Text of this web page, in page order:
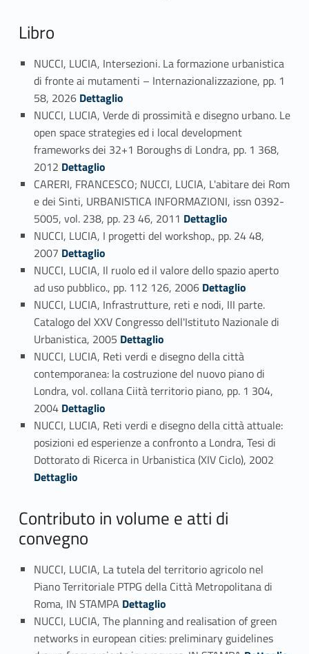
Libro
NUCCI, LUCIA, Intersezioni. La formazione urbanistica
di fronte ai mutamenti – Internazionalizzazione, pp. 1
58, 2026 Link identifier #identifier_person_131656-42
Dettaglio
NUCCI, LUCIA, Verde di prossimità e disegno urbano. Le
open space strategies ed i local development
frameworks dei 32+1 Boroughs di Londra, pp. 1 368,
2012 Link identifier #identifier_person_100466-43
Dettaglio
CARERI, FRANCESCO; NUCCI, LUCIA, L'abitare dei Rom
e dei Sinti, URBANISTICA INFORMAZIONI, issn 0392-
5005, vol. 238, pp. 23 46, 2011 Link identifier #identifier_person_38513-44
Dettaglio
NUCCI, LUCIA, I progetti del workshop., pp. 24 48,
2007 Link identifier #identifier_person_149441-45
Dettaglio
NUCCI, LUCIA, Il ruolo ed il valore dello spazio aperto
ad uso pubblico., pp. 112 126, 2006 Link identifier #identifier_person_157066-46
Dettaglio
NUCCI, LUCIA, Infrastrutture, reti e nodi, III parte.
Catalogo del XXV Congresso dell'Istituto Nazionale di
Urbanistica, 2005 Link identifier #identifier_person_71348-47
Dettaglio
NUCCI, LUCIA, Reti verdi e disegno della città
contemporanea: la costruzione del nuovo piano di
Londra, vol. collana Ciità territorio piano, pp. 1 304,
2004 Link identifier #identifier_person_20117-48
Dettaglio
NUCCI, LUCIA, Reti verdi e disegno della città attuale:
posizioni ed esperienze a confronto a Londra, Tesi di
Dottorato di Ricerca in Urbanistica (XIV Ciclo), 2002
Dettaglio
Contributo in volume e atti di
convegno
NUCCI, LUCIA, La tutela del territorio agricolo nel
Piano Territoriale PTPG della Città Metropolitana di
Roma, IN STAMPA Link identifier #identifier_person_49456-50
Dettaglio
NUCCI, LUCIA, The planning and realisation of green
networks in european cities: preliminary guidelines
Link identifier #identifier_person_46041-51